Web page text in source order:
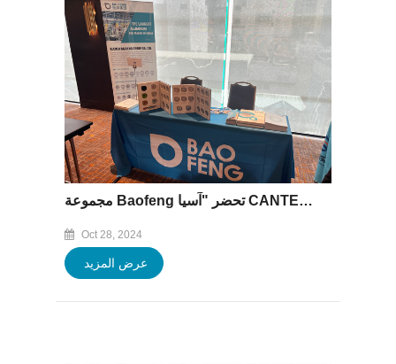
مجموعة Baofeng تحضر "آسيا CANTECH 2024" في فيتنام من 21 أكتوبر ~ 23 ، 2024
Oct 28, 2024
عرض المزيد